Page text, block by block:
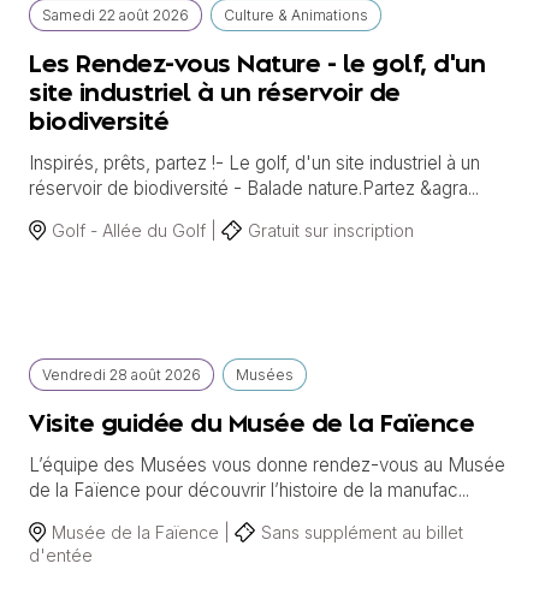
Samedi 22 août 2026 Culture & Animations
Les Rendez-vous Nature - le golf, d'un
site industriel à un réservoir de
biodiversité
Inspirés, prêts, partez !- Le golf, d'un site industriel à un
réservoir de biodiversité - Balade nature.Partez &agra...
Golf - Allée du Golf | Gratuit sur inscription
Vendredi 28 août 2026 Musées
Visite guidée du Musée de la Faïence
L’équipe des Musées vous donne rendez-vous au Musée
de la Faïence pour découvrir l’histoire de la manufac...
Musée de la Faïence |
Sans supplément au billet
d'entée